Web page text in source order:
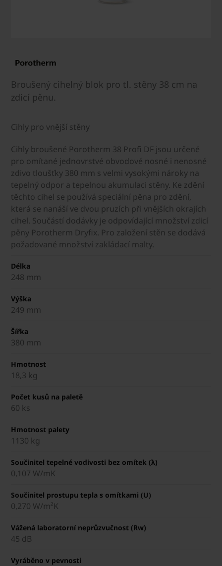
Broušený cihelný blok pro tl. stěny 38 cm na
zdicí pěnu.
Cihly pro vnější stěny
Cihly broušené Porotherm 38 Profi DF jsou určené
pro omítané jednovrstvé obvodové nosné i nenosné
zdivo tloušťky 380 mm s velmi vysokými nároky na
tepelný odpor a tepelnou akumulaci stěny. Ke zdění
těchto cihel se používá speciální pěna pro zdění,
která se nanáší ve dvou pruzích při vnějších okrajích
cihel. Součástí dodávky je odpovídající množství zdicí
pěny Porotherm Dryfix. Pro založení stěn se dodává
požadované množství zakládací malty.
Délka
248 mm
Výška
249 mm
Šířka
380 mm
Hmotnost
18,3 kg
Počet kusů na paletě
60 ks
Hmotnost palety
1130 kg
Součinitel tepelné vodivosti bez omítek (λ)
0,107 W/mK
Součinitel prostupu tepla s omítkami (U)
0,270 W/m²K
Vážená laboratorní neprůzvučnost (Rw)
45 dB
Vyráběno v pevnosti